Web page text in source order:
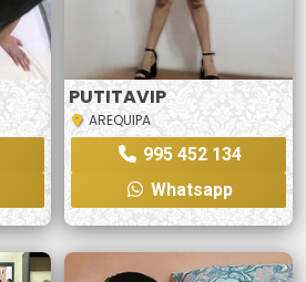
PUTITAVIP
AREQUIPA
995 452 134
Whatsapp